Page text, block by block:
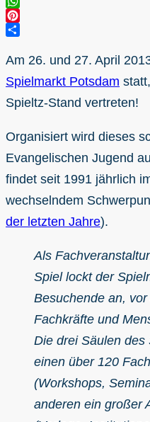
WhatsApp
Pinterest
Am 26. und 27. April
Spielmarkt Potsdam
Spieltz-Stand vertreten!
Organisiert wird dieses
Evangelischen Jugend
findet seit 1991 jährlich
wechselndem
der letzten Jahre).
Als
Spiel lockt der
Besuchende an,
Fachkräfte und
Die drei Säulen des
einen über 120
(Workshops,
anderen ein großer